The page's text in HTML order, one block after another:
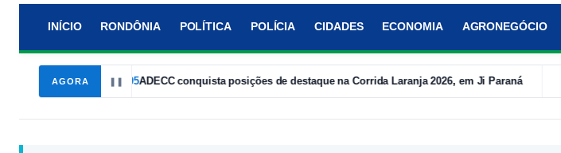
INÍCIO RONDÔNIA POLÍTICA POLÍCIA CIDADES ECONOMIA AGRONEGÓCIO
AGORA ❚❚
14:05 ADECC conquista posições de destaque na Corrida Laranja 2026, em Ji Paraná